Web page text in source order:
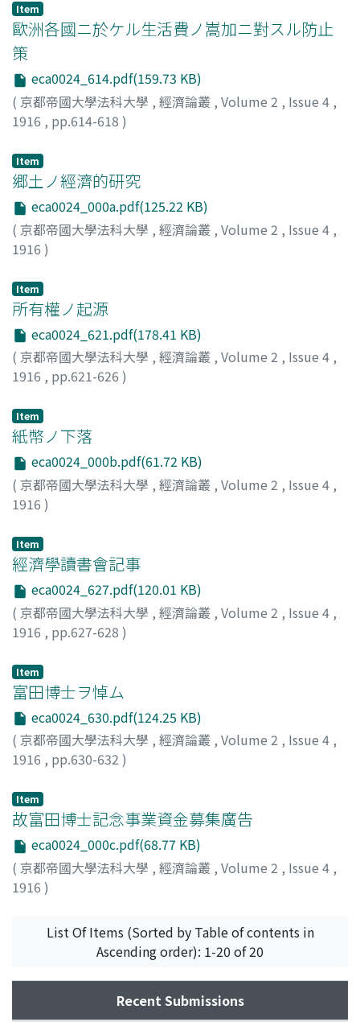
Item
歐洲各國ニ於ケル生活費ノ嵩加ニ對スル防止
策
eca0024_614.pdf(159.73 KB)
( 京都帝國大學法科大學 , 經濟論叢 , Volume 2 , Issue 4 ,
1916 , pp.614-618 )
Item
郷土ノ經濟的研究
eca0024_000a.pdf(125.22 KB)
( 京都帝國大學法科大學 , 經濟論叢 , Volume 2 , Issue 4 ,
1916 )
Item
所有權ノ起源
eca0024_621.pdf(178.41 KB)
( 京都帝國大學法科大學 , 經濟論叢 , Volume 2 , Issue 4 ,
1916 , pp.621-626 )
Item
紙幣ノ下落
eca0024_000b.pdf(61.72 KB)
( 京都帝國大學法科大學 , 經濟論叢 , Volume 2 , Issue 4 ,
1916 )
Item
經濟學讀書會記事
eca0024_627.pdf(120.01 KB)
( 京都帝國大學法科大學 , 經濟論叢 , Volume 2 , Issue 4 ,
1916 , pp.627-628 )
Item
富田博士ヲ悼ム
eca0024_630.pdf(124.25 KB)
( 京都帝國大學法科大學 , 經濟論叢 , Volume 2 , Issue 4 ,
1916 , pp.630-632 )
Item
故富田博士記念事業資金募集廣告
eca0024_000c.pdf(68.77 KB)
( 京都帝國大學法科大學 , 經濟論叢 , Volume 2 , Issue 4 ,
1916 )
List Of Items (Sorted by Table of contents in
Ascending order): 1-20 of 20
Recent Submissions